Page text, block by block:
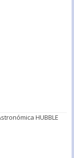
HUBBLE